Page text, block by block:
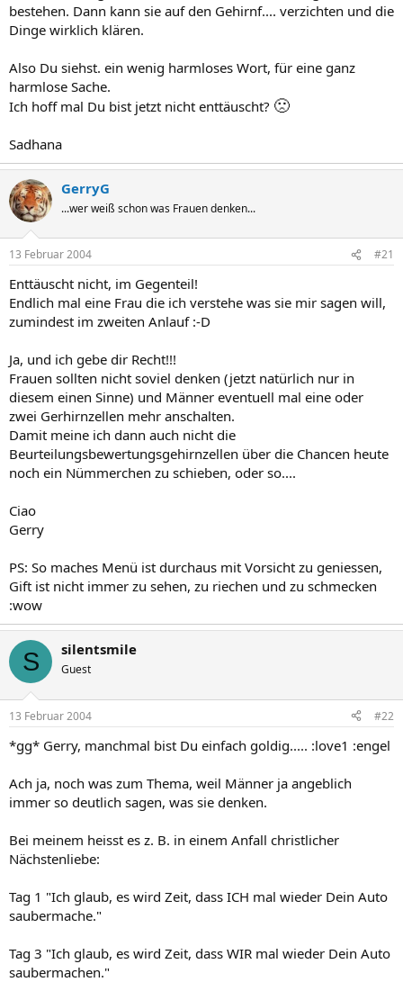
bestehen. Dann kann sie auf den Gehirnf.... verzichten und die
Dinge wirklich klären.
Also Du siehst. ein wenig harmloses Wort, für eine ganz
harmlose Sache.
Ich hoff mal Du bist jetzt nicht enttäuscht? 🙁
Sadhana
GerryG
...wer weiß schon was Frauen denken...
13 Februar 2004 #21
Enttäuscht nicht, im Gegenteil!
Endlich mal eine Frau die ich verstehe was sie mir sagen will,
zumindest im zweiten Anlauf :-D
Ja, und ich gebe dir Recht!!!
Frauen sollten nicht soviel denken (jetzt natürlich nur in
diesem einen Sinne) und Männer eventuell mal eine oder
zwei Gerhirnzellen mehr anschalten.
Damit meine ich dann auch nicht die
Beurteilungsbewertungsgehirnzellen über die Chancen heute
noch ein Nümmerchen zu schieben, oder so....
Ciao
Gerry
PS: So maches Menü ist durchaus mit Vorsicht zu geniessen,
Gift ist nicht immer zu sehen, zu riechen und zu schmecken
:wow
S silentsmile
Guest
13 Februar 2004 #22
*gg* Gerry, manchmal bist Du einfach goldig..... :love1 :engel
Ach ja, noch was zum Thema, weil Männer ja angeblich
immer so deutlich sagen, was sie denken.
Bei meinem heisst es z. B. in einem Anfall christlicher
Nächstenliebe:
Tag 1 "Ich glaub, es wird Zeit, dass ICH mal wieder Dein Auto
saubermache."
Tag 3 "Ich glaub, es wird Zeit, dass WIR mal wieder Dein Auto
saubermachen."